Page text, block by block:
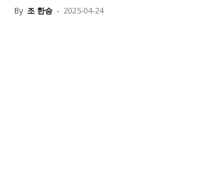
By 조 한승 - 2025-04-24